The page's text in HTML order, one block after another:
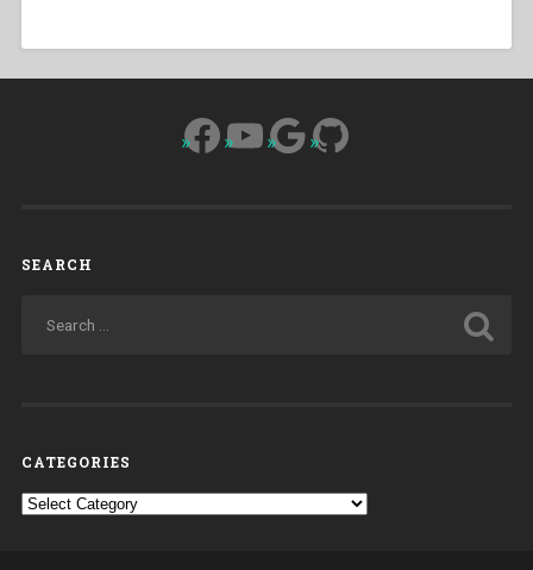
Facebook
YouTube
Google
GitHub
SEARCH
CATEGORIES
Categories